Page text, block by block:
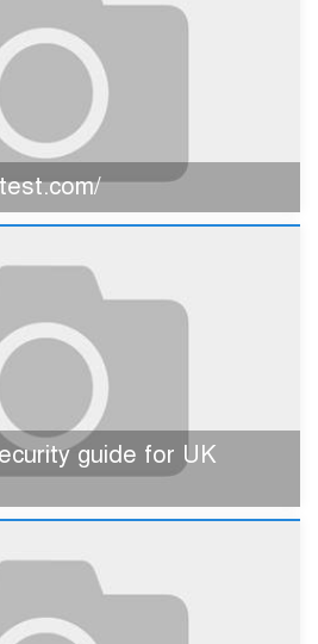
guide for UK